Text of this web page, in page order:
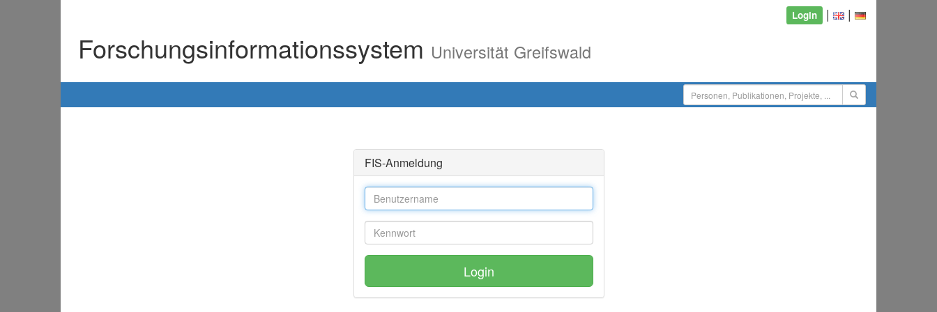
Login | |
Forschungsinformationssystem Universität Greifswald
FIS-Anmeldung